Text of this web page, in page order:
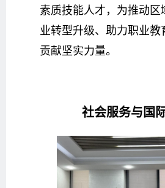
素质技能人才，为推动区
业转型升级、助力职业教
贡献坚实力量。
社会服务与国